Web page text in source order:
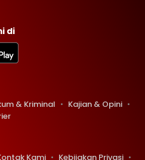
di
& Kriminal
Kajian & Opini
Kami Kebijakan Privasi